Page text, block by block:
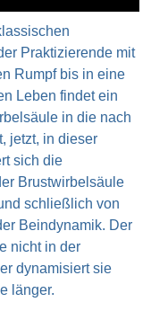
Praktizierende mit
Rumpf bis in eine
Leben findet ein
in die nach
jetzt, in dieser
sich die
Brustwirbelsäule
schließlich von
Beindynamik. Der
nicht in der
dynamisiert sie
länger.